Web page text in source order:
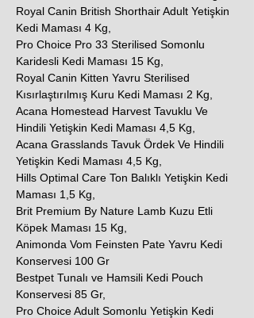
Royal Canin British Shorthair Adult Yetişkin
Kedi Maması 4 Kg,
Pro Choice Pro 33 Sterilised Somonlu
Karidesli Kedi Maması 15 Kg,
Royal Canin Kitten Yavru Sterilised
Kısırlaştırılmış Kuru Kedi Maması 2 Kg,
Acana Homestead Harvest Tavuklu Ve
Hindili Yetişkin Kedi Maması 4,5 Kg,
Acana Grasslands Tavuk Ördek Ve Hindili
Yetişkin Kedi Maması 4,5 Kg,
Hills Optimal Care Ton Balıklı Yetişkin Kedi
Maması 1,5 Kg,
Brit Premium By Nature Lamb Kuzu Etli
Köpek Maması 15 Kg,
Animonda Vom Feinsten Pate Yavru Kedi
Konservesi 100 Gr
Bestpet Tunalı ve Hamsili Kedi Pouch
Konservesi 85 Gr,
Pro Choice Adult Somonlu Yetişkin Kedi